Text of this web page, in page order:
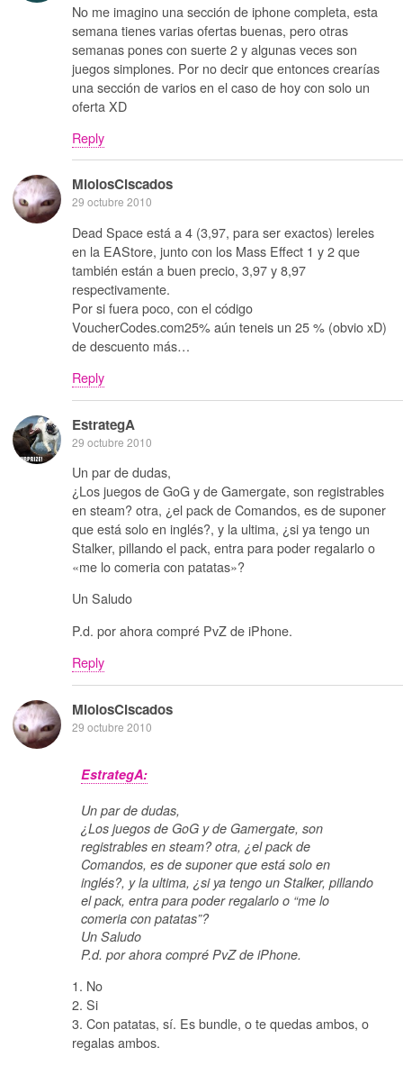
No me imagino una sección de iphone completa, esta
semana tienes varias ofertas buenas, pero otras
semanas pones con suerte 2 y algunas veces son
juegos simplones. Por no decir que entonces crearías
una sección de varios en el caso de hoy con solo un
oferta XD
Reply
MiolosCiscados
29 octubre 2010
Dead Space está a 4 (3,97, para ser exactos) lereles
en la EAStore, junto con los Mass Effect 1 y 2 que
también están a buen precio, 3,97 y 8,97
respectivamente.
Por si fuera poco, con el código
VoucherCodes.com25% aún teneis un 25 % (obvio xD)
de descuento más…
Reply
EstrategA
29 octubre 2010
Un par de dudas,
¿Los juegos de GoG y de Gamergate, son registrables
en steam? otra, ¿el pack de Comandos, es de suponer
que está solo en inglés?, y la ultima, ¿si ya tengo un
Stalker, pillando el pack, entra para poder regalarlo o
«me lo comeria con patatas»?
Un Saludo
P.d. por ahora compré PvZ de iPhone.
Reply
MiolosCiscados
29 octubre 2010
EstrategA:
Un par de dudas,
¿Los juegos de GoG y de Gamergate, son
registrables en steam? otra, ¿el pack de
Comandos, es de suponer que está solo en
inglés?, y la ultima, ¿si ya tengo un Stalker, pillando
el pack, entra para poder regalarlo o “me lo
comeria con patatas”?
Un Saludo
P.d. por ahora compré PvZ de iPhone.
1. No
2. Si
3. Con patatas, sí. Es bundle, o te quedas ambos, o
regalas ambos.